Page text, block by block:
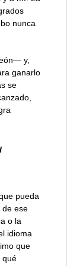
nunca
y,
ganarlo
se
pueda
de ese
o la
idioma
que
qué